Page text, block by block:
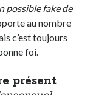
possible fake de
au nombre
c’est toujours
foi.
présent